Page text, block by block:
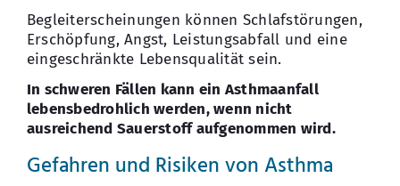
Begleiterscheinungen können Schlafstörungen,
Erschöpfung, Angst, Leistungsabfall und eine
eingeschränkte Lebensqualität sein.
In schweren Fällen kann ein Asthmaanfall
lebensbedrohlich werden, wenn nicht
ausreichend Sauerstoff aufgenommen wird.
Gefahren und Risiken von Asthma